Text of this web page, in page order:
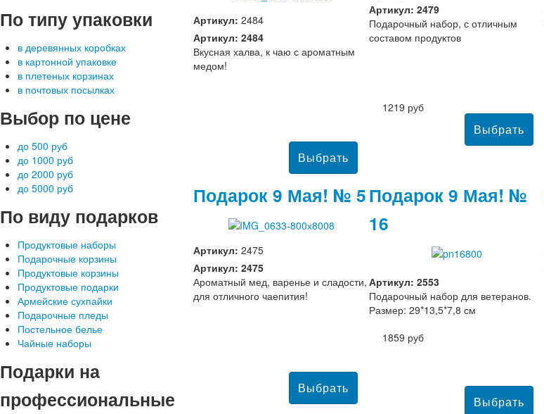
Артикул: 2484
Артикул: 2484
Вкусная халва, к чаю с ароматным
медом!
1219 руб
Артикул: 2479
Подарочный набор, с отличным
составом продуктов
Подарок 9 Мая! № 5
Артикул: 2475
Артикул: 2475
Ароматный мед, варенье и сладости,
для отличного чаепития!
1859 руб
Подарок 9 Мая! №
16
Артикул: 2553
Подарочный набор для ветеранов.
Размер: 29*13,5*7,8 см
Потипу упаковки
в деревянных коробках
в картонной упаковке
в плетеных корзинах
в почтовых посылках
Выбор по цене
до 500 руб
до 1000 руб
до 2000 руб
до 5000 руб
По виду подарков
Продуктовые наборы
Подарочные корзины
Продуктовые корзины
Продуктовые подарки
Армейские сухпайки
Подарочные пледы
Постельное белье
Чайные наборы
Подарки на
профессиональные